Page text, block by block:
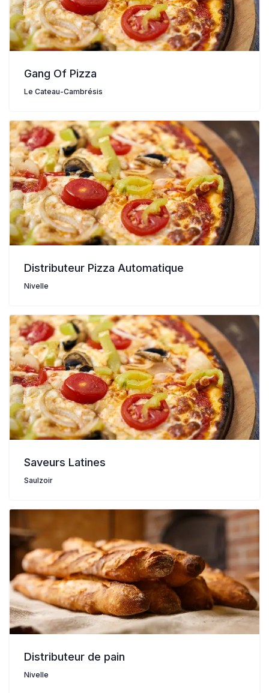
Gang Of Pizza
Le Cateau-Cambrésis
Distributeur Pizza Automatique
Nivelle
Saveurs Latines
Saulzoir
Distributeur de pain
Nivelle